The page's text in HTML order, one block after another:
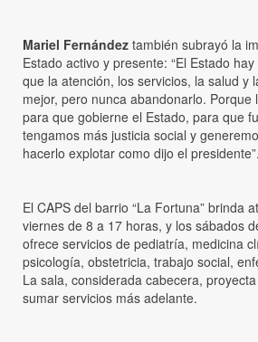
Mariel Fernández también subrayó la
Estado activo y presente: “El Estado
que la atención, los servicios, la salud y
mejor, pero nunca abandonarlo. Porque
para que gobierne el Estado, para que
tengamos más justicia social y
hacerlo explotar como dijo el presidente”.
El CAPS del barrio “La Fortuna” brinda
viernes de 8 a 17 horas, y los sábados
ofrece servicios de pediatría, medicina
psicología, obstetricia, trabajo social,
La sala, considerada cabecera,
sumar servicios más adelante.